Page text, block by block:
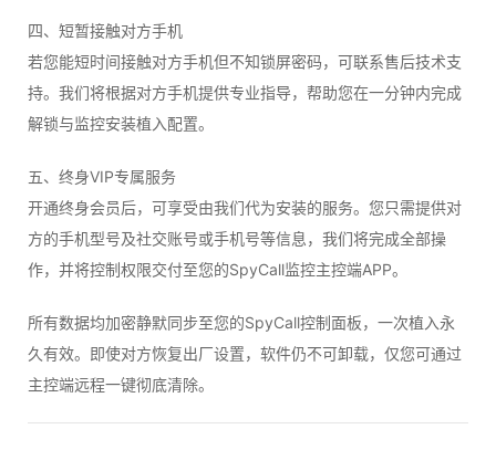
四、短暂接触对方手机
若您能短时间接触对方手机但不知锁屏密码，可联系售后技术支
持。我们将根据对方手机提供专业指导，帮助您在一分钟内完成
解锁与监控安装植入配置。
五、终身VIP专属服务
开通终身会员后，可享受由我们代为安装的服务。您只需提供对
方的手机型号及社交账号或手机号等信息，我们将完成全部操
作，并将控制权限交付至您的SpyCall监控主控端APP。
所有数据均加密静默同步至您的SpyCall控制面板，一次植入永
久有效。即使对方恢复出厂设置，软件仍不可卸载，仅您可通过
主控端远程一键彻底清除。